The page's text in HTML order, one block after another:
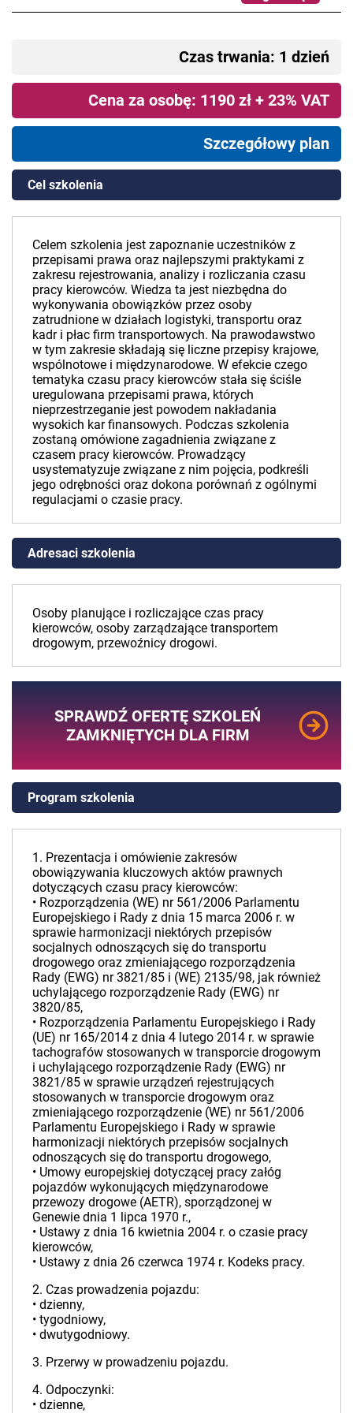
Czas trwania: 1 dzień
Cena za osobę: 1190 zł + 23% VAT
Szczegółowy plan
Cel szkolenia
Celem szkolenia jest zapoznanie uczestników z
przepisami prawa oraz najlepszymi praktykami z
zakresu rejestrowania, analizy i rozliczania czasu
pracy kierowców. Wiedza ta jest niezbędna do
wykonywania obowiązków przez osoby
zatrudnione w działach logistyki, transportu oraz
kadr i płac firm transportowych. Na prawodawstwo
w tym zakresie składają się liczne przepisy krajowe,
wspólnotowe i międzynarodowe. W efekcie czego
tematyka czasu pracy kierowców stała się ściśle
uregulowana przepisami prawa, których
nieprzestrzeganie jest powodem nakładania
wysokich kar finansowych. Podczas szkolenia
zostaną omówione zagadnienia związane z
czasem pracy kierowców. Prowadzący
usystematyzuje związane z nim pojęcia, podkreśli
jego odrębności oraz dokona porównań z ogólnymi
regulacjami o czasie pracy.
Adresaci szkolenia
Osoby planujące i rozliczające czas pracy
kierowców, osoby zarządzające transportem
drogowym, przewoźnicy drogowi.
SPRAWDŹ OFERTĘ SZKOLEŃ
ZAMKNIĘTYCH DLA FIRM
Program szkolenia
1. Prezentacja i omówienie zakresów
obowiązywania kluczowych aktów prawnych
dotyczących czasu pracy kierowców:
• Rozporządzenia (WE) nr 561/2006 Parlamentu
Europejskiego i Rady z dnia 15 marca 2006 r. w
sprawie harmonizacji niektórych przepisów
socjalnych odnoszących się do transportu
drogowego oraz zmieniającego rozporządzenia
Rady (EWG) nr 3821/85 i (WE) 2135/98, jak również
uchylającego rozporządzenie Rady (EWG) nr
3820/85,
• Rozporządzenia Parlamentu Europejskiego i Rady
(UE) nr 165/2014 z dnia 4 lutego 2014 r. w sprawie
tachografów stosowanych w transporcie drogowym
i uchylającego rozporządzenie Rady (EWG) nr
3821/85 w sprawie urządzeń rejestrujących
stosowanych w transporcie drogowym oraz
zmieniającego rozporządzenie (WE) nr 561/2006
Parlamentu Europejskiego i Rady w sprawie
harmonizacji niektórych przepisów socjalnych
odnoszących się do transportu drogowego,
• Umowy europejskiej dotyczącej pracy załóg
pojazdów wykonujących międzynarodowe
przewozy drogowe (AETR), sporządzonej w
Genewie dnia 1 lipca 1970 r.,
• Ustawy z dnia 16 kwietnia 2004 r. o czasie pracy
kierowców,
• Ustawy z dnia 26 czerwca 1974 r. Kodeks pracy.
2. Czas prowadzenia pojazdu:
• dzienny,
• tygodniowy,
• dwutygodniowy.
3. Przerwy w prowadzeniu pojazdu.
4. Odpoczynki:
• dzienne,